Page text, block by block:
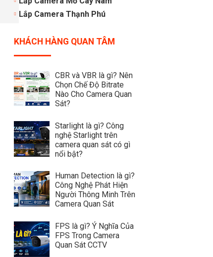
Lắp Camera Thạnh Phú
KHÁCH HÀNG QUAN TÂM
CBR và VBR là gì? Nên
Chọn Chế Độ Bitrate
Nào Cho Camera Quan
Sát?
Starlight là gì? Công
nghệ Starlight trên
camera quan sát có gì
nổi bật?
Human Detection là gì?
Công Nghệ Phát Hiện
Người Thông Minh Trên
Camera Quan Sát
FPS là gì? Ý Nghĩa Của
FPS Trong Camera
Quan Sát CCTV